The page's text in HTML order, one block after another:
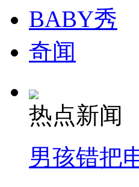
外交部：有关国家言论片
安徽一实载49人客车翻车
走！跟着总书记去植树
BABY秀
奇闻
热点新闻
男孩错把